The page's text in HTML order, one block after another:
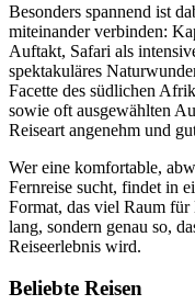
Besonders spannend ist
miteinander verbinden:
Auftakt, Safari als
spektakuläres
Facette des südlichen
sowie oft ausgewählten
Reiseart angenehm und
Wer eine komfortable,
Fernreise sucht, findet in
Format, das viel Raum
lang, sondern genau so,
Reiseerlebnis wird.
Beliebte Reisen